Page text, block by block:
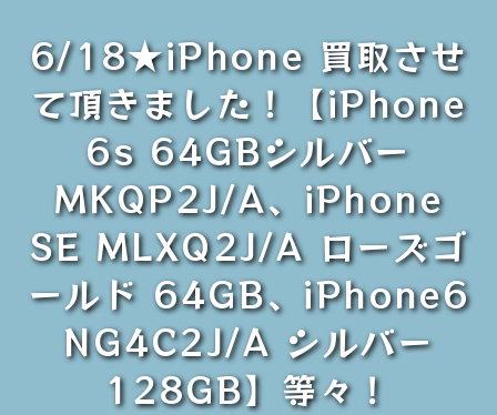
6/18★iPhone 買取させ
て頂きました！【iPhone
6s 64GBシルバー
MKQP2J/A、iPhone
SE MLXQ2J/A ローズゴ
ールド 64GB、iPhone6
NG4C2J/A シルバー
128GB】等々！